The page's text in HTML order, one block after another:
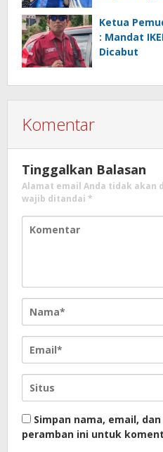
Ketua
: Mandat
Dicabut
Komentar
Tinggalkan Balasan
Alamat email Anda tidak akan
wajib ditandai *
Simpan nama, email,
peramban ini untuk